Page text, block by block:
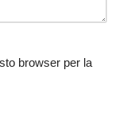
browser per la